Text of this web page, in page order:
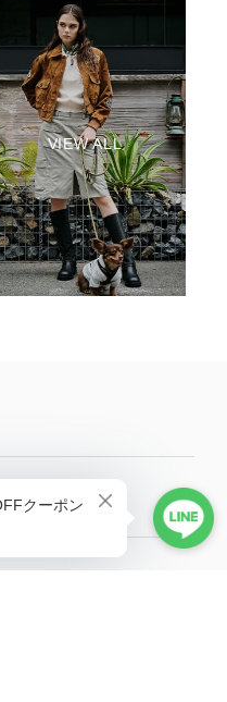
VIEW ALL